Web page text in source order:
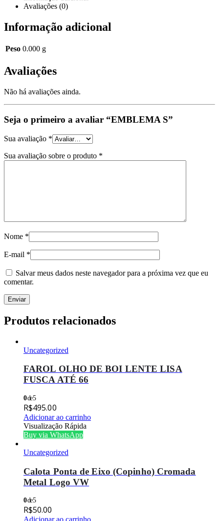
Avaliações (0)
Informação adicional
Peso 0.000 g
Avaliações
Não há avaliações ainda.
Seja o primeiro a avaliar “EMBLEMA S”
Sua avaliação *
Sua avaliação sobre o produto *
Nome *
E-mail *
Salvar meus dados neste navegador para a próxima vez que eu
comentar.
Produtos relacionados
Uncategorized
FAROL OLHO DE BOI LENTE LISA
FUSCA ATÉ 66
0de 5
R$495.00
Adicionar ao carrinho
Visualização Rápida
Buy via WhatsApp
Uncategorized
Calota Ponta de Eixo (Copinho) Cromada
Metal Logo VW
0de 5
R$50.00